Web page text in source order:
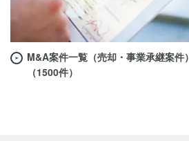
M&A案件一覧（売却・事業承継案件）
（1500件）